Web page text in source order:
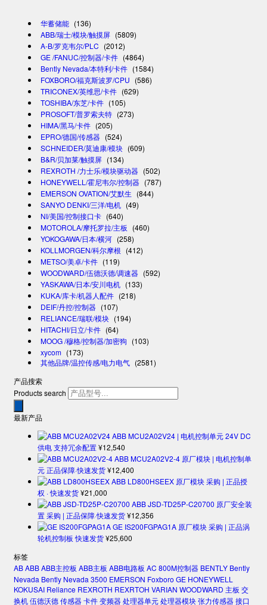
华蓄储能 (136)
ABB/瑞士/模块/触摸屏 (5809)
A-B/罗克韦尔/PLC (2012)
GE /FANUC/控制器/卡件 (4864)
Bently Nevada/本特利/卡件 (1584)
FOXBORO/福克斯波罗/CPU (586)
TRICONEX/英维思/卡件 (629)
TOSHIBA/东芝/卡件 (105)
PROSOFT/普罗索夫特 (273)
HIMA/黑马/卡件 (205)
EPRO/德国/传感器 (524)
SCHNEIDER/莫迪康/模块 (609)
B&R/贝加莱/触摸屏 (134)
REXROTH /力士乐/模块驱动器 (502)
HONEYWELL/霍尼韦尔/控制器 (787)
EMERSON OVATION/艾默生 (844)
SANYO DENKI/三洋/电机 (49)
NI/美国/控制接口卡 (640)
MOTOROLA/摩托罗拉/主板 (460)
YOKOGAWA/日本/横河 (258)
KOLLMORGEN/科尔摩根 (412)
METSO/美卓/卡件 (119)
WOODWARD/伍德沃德/调速器 (592)
YASKAWA/日本/安川电机 (133)
KUKA/库卡/机器人配件 (218)
DEIF/丹控/控制器 (107)
RELIANCE/瑞联/模块 (194)
HITACHI/日立/卡件 (64)
MOOG /穆格/控制器/加密狗 (103)
xycom (173)
其他品牌/温控传感/电力电气 (2581)
产品搜索
Products search
最新产品
ABB MCU2A02V24 | 电机控制单元 24V DC
供电 支持冗余配置¥12,540
ABB MCU2A02V2-4 原厂模块 | 电机控制单
元 正品保障·快速发货¥12,400
ABB LD800HSEEX 原厂模块 采购 | 正品授
权 · 快速发货¥21,000
ABB JSD-TD25P-C20700 原厂安全装
置 采购 | 正品保障·快速发货¥12,356
GE IS200FGPAG1A 原厂模块 采购 | 正品涡
轮机控制板 快速发货¥25,600
标签
ABABBABB主控板 ABB主板 ABB电路板 AC 800M控制器 BENTLY Bently
Nevada Bently Nevada 3500 EMERSON Foxboro GE HONEYWELL
KOKUSAI Reliance REXROTH REXRTOH VARIAN WOODWARD 主板 交
换机伍德沃德传感器卡件变频器处理器单元处理器模块张力传感器接口